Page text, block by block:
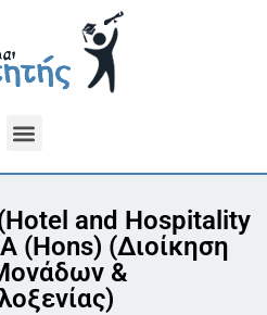
and Hospitality
(Hons) (Διοίκηση
&